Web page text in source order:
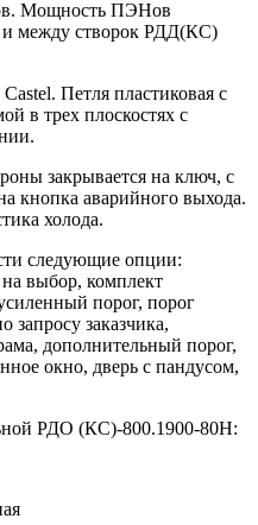
Мощность ПЭНов
и между створок РДД(КС)
Петля пластиковая с
в трех плоскостях с
закрывается на ключ, с
кнопка аварийного выхода.
холода.
следующие опции:
выбор, комплект
порог, порог
запросу заказчика,
дополнительный порог,
окно, дверь с пандусом,
РДО (КС)-800.1900-80Н: